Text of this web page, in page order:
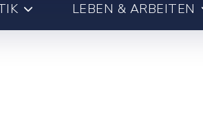
LEBEN & ARBEITEN